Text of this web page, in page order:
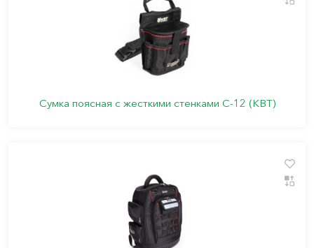
Сумка поясная с жесткими стенками С-12 (КВТ)